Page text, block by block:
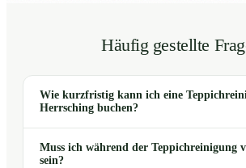
Häufig gestellte
Wie kurzfristig kann ich eine
Herrsching buchen?
Muss ich während der Teppichreinigung
sein?